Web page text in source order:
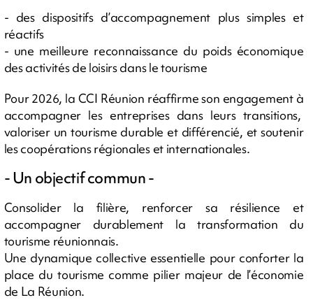
- des dispositifs d’accompagnement plus simples et
réactifs
- une meilleure reconnaissance du poids économique
des activités de loisirs dans le tourisme
Pour 2026, la CCI Réunion réaffirme son engagement à
accompagner les entreprises dans leurs transitions,
valoriser un tourisme durable et différencié, et soutenir
les coopérations régionales et internationales.
- Un objectif commun -
Consolider la filière, renforcer sa résilience et
accompagner durablement la transformation du
tourisme réunionnais.
Une dynamique collective essentielle pour conforter la
place du tourisme comme pilier majeur de l’économie
de La Réunion.